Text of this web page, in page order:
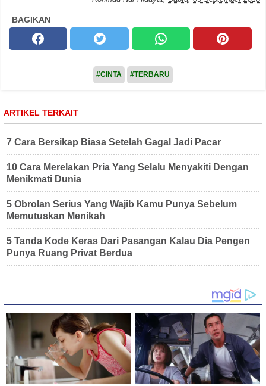
BAGIKAN
#CINTA #TERBARU
ARTIKEL TERKAIT
7 Cara Bersikap Biasa Setelah Gagal Jadi Pacar
10 Cara Merelakan Pria Yang Selalu Menyakiti Dengan
Menikmati Dunia
5 Obrolan Serius Yang Wajib Kamu Punya Sebelum
Memutuskan Menikah
5 Tanda Kode Keras Dari Pasangan Kalau Dia Pengen
Punya Ruang Privat Berdua